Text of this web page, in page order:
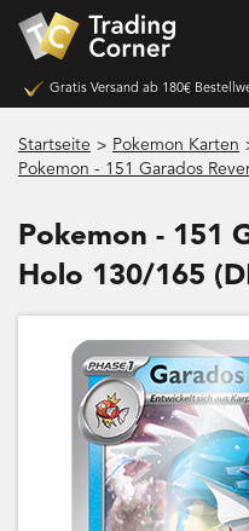
Gratis Versand ab 180€
Startseite > Pokemon Karten
Pokemon - 151 Garados
Pokemon - 151
Holo 130/165